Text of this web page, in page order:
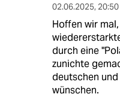
02.06.2025,
Hoffen wir
durch eine
zunichte
deutschen
wünschen.